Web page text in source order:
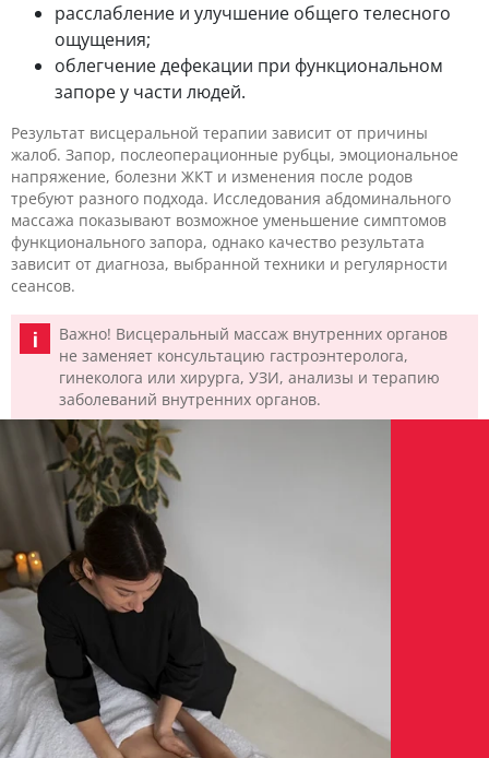
расслабление и улучшение общего телесного
ощущения;
облегчение дефекации при функциональном
запоре у части людей.
Результат висцеральной терапии зависит от причины
жалоб. Запор, послеоперационные рубцы, эмоциональное
напряжение, болезни ЖКТ и изменения после родов
требуют разного подхода. Исследования абдоминального
массажа показывают возможное уменьшение симптомов
функционального запора, однако качество результата
зависит от диагноза, выбранной техники и регулярности
сеансов.
Важно! Висцеральный массаж внутренних органов
не заменяет консультацию гастроэнтеролога,
гинеколога или хирурга, УЗИ, анализы и терапию
заболеваний внутренних органов.